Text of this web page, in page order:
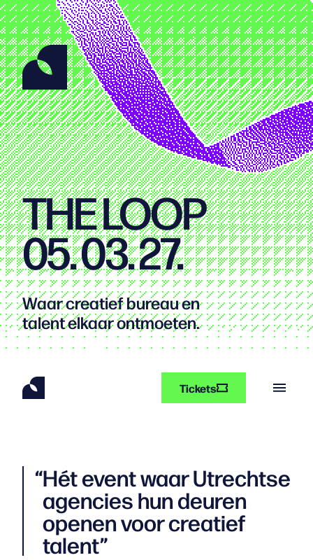
THE LOOP
05. 03. 27.
Waar creatief bureau en
talent elkaar ontmoeten.
Tickets
“Hét event waar Utrechtse
agencies hun deuren
openen voor creatief
talent”